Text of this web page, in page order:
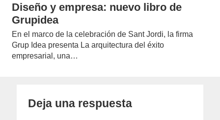
Diseño y empresa: nuevo libro de
Grupidea
En el marco de la celebración de Sant Jordi, la firma
Grup Idea presenta La arquitectura del éxito
empresarial, una…
Deja una respuesta